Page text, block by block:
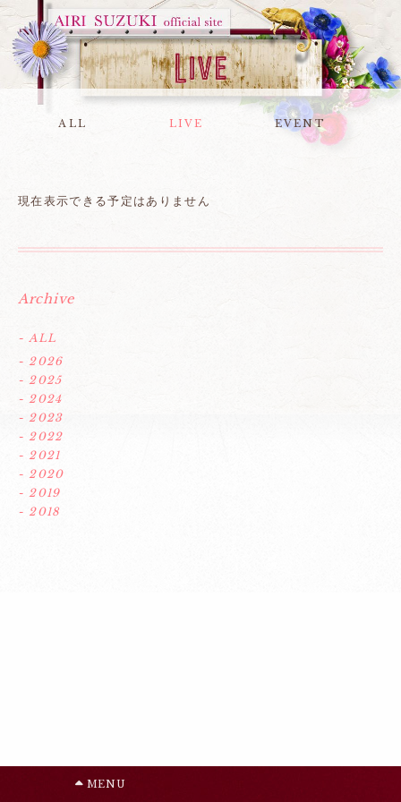
ALL LIVE EVENT
現在表示できる予定はありません
Archive
- ALL
- 2026
- 2025
- 2024
- 2023
- 2022
- 2021
- 2020
- 2019
- 2018
MENU